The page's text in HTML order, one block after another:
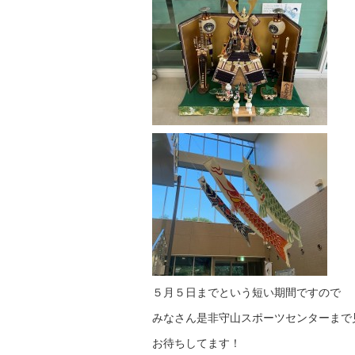
５月５日までという短い期間ですので
みなさん是非守山スポーツセンターまで
お待ちしてます！